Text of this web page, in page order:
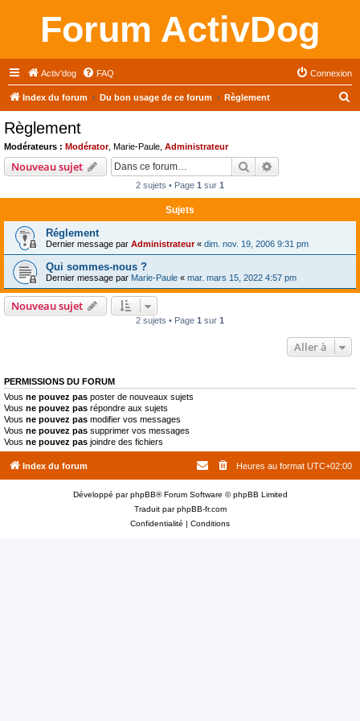
Forum ActivDog
Activ'dog FAQ Connexion
Index du forum Du bon usage de ce forum Règlement
Règlement
Modérateurs : Modérator, Marie-Paule Administrateur
Nouveau sujet Rechercher
2 sujets • Page 1 sur 1
Sujets
Réglement
Dernier message par Administrateur« dim. nov. 19, 2006 9:31 pm
Qui sommes-nous ?
Dernier message par Marie-Paule « mar. mars 15, 2022 4:57 pm
Nouveau sujet
2 sujets • Page 1 sur 1
Aller à
PERMISSIONS DU FORUM
Vous ne pouvez pas poster de nouveaux sujets
Vous ne pouvez pas répondre aux sujets
Vous ne pouvez pas modifier vos messages
Vous ne pouvez pas supprimer vos messages
Vous ne pouvez pas joindre des fichiers
Index du forum Heures au format UTC+02:00
Développé parphpBB® Forum Software © phpBB Limited
Traduit parphpBB-fr.com
Confidentialité | Conditions